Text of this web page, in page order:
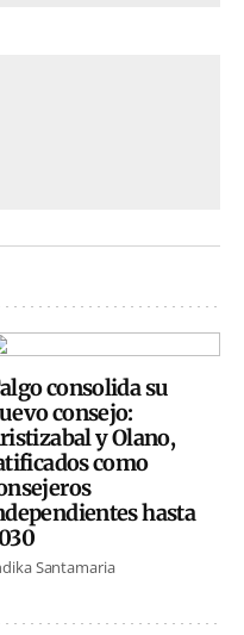
consolida su
consejo:
y Olano,
como
hasta
Santamaria